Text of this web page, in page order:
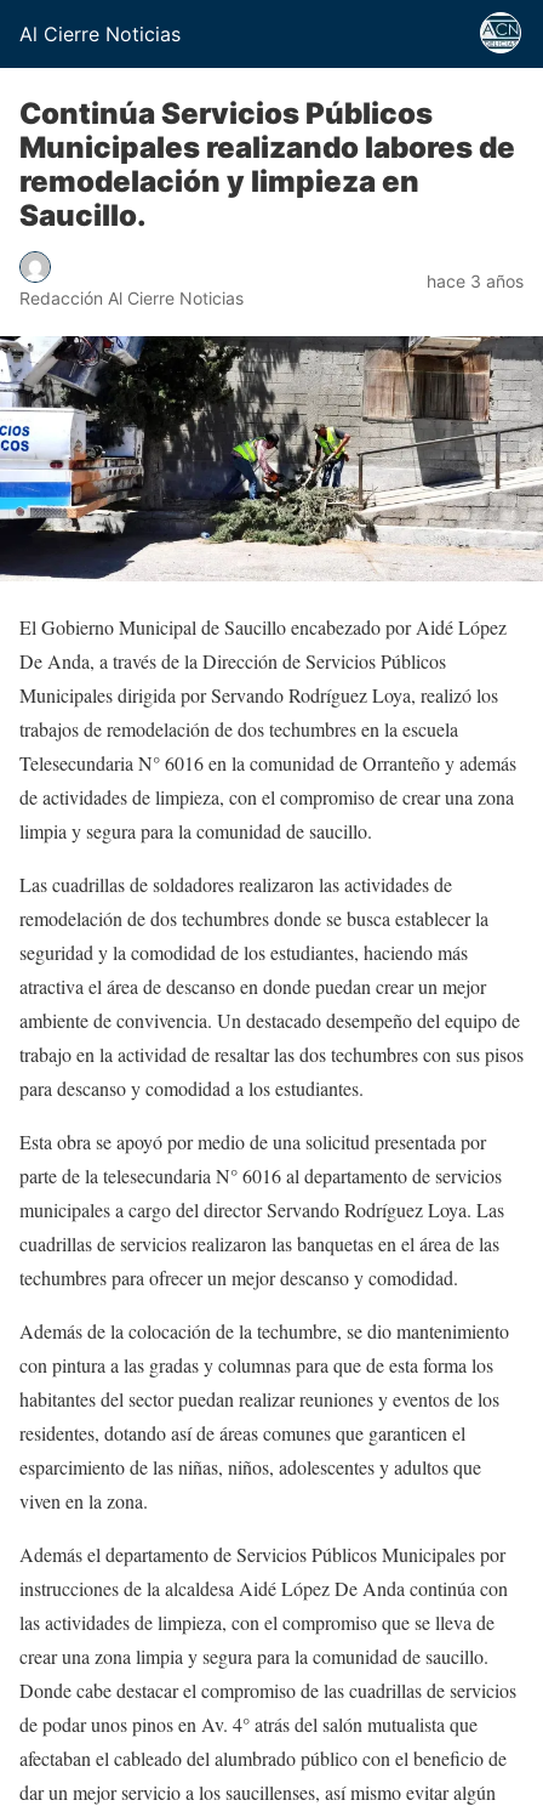
Al Cierre Noticias
Continúa Servicios Públicos
Municipales realizando labores de
remodelación y limpieza en
Saucillo.
Redacción Al Cierre Noticias
hace 3 años
El Gobierno Municipal de Saucillo encabezado por Aidé López
De Anda, a través de la Dirección de Servicios Públicos
Municipales dirigida por Servando Rodríguez Loya, realizó los
trabajos de remodelación de dos techumbres en la escuela
Telesecundaria N° 6016 en la comunidad de Orranteño y además
de actividades de limpieza, con el compromiso de crear una zona
limpia y segura para la comunidad de saucillo.
Las cuadrillas de soldadores realizaron las actividades de
remodelación de dos techumbres donde se busca establecer la
seguridad y la comodidad de los estudiantes, haciendo más
atractiva el área de descanso en donde puedan crear un mejor
ambiente de convivencia. Un destacado desempeño del equipo de
trabajo en la actividad de resaltar las dos techumbres con sus pisos
para descanso y comodidad a los estudiantes.
Esta obra se apoyó por medio de una solicitud presentada por
parte de la telesecundaria N° 6016 al departamento de servicios
municipales a cargo del director Servando Rodríguez Loya. Las
cuadrillas de servicios realizaron las banquetas en el área de las
techumbres para ofrecer un mejor descanso y comodidad.
Además de la colocación de la techumbre, se dio mantenimiento
con pintura a las gradas y columnas para que de esta forma los
habitantes del sector puedan realizar reuniones y eventos de los
residentes, dotando así de áreas comunes que garanticen el
esparcimiento de las niñas, niños, adolescentes y adultos que
viven en la zona.
Además el departamento de Servicios Públicos Municipales por
instrucciones de la alcaldesa Aidé López De Anda continúa con
las actividades de limpieza, con el compromiso que se lleva de
crear una zona limpia y segura para la comunidad de saucillo.
Donde cabe destacar el compromiso de las cuadrillas de servicios
de podar unos pinos en Av. 4° atrás del salón mutualista que
afectaban el cableado del alumbrado público con el beneficio de
dar un mejor servicio a los saucillenses, así mismo evitar algún